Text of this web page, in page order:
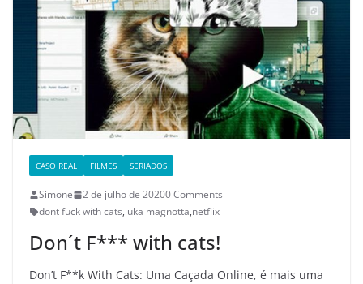
CASO REAL FILMES SERIADOS
Simone 2 de julho de 20200 Comments
dont fuck with cats,luka magnotta,netflix
Don´t F*** with cats!
Don’t F**k With Cats: Uma Caçada Online, é mais uma